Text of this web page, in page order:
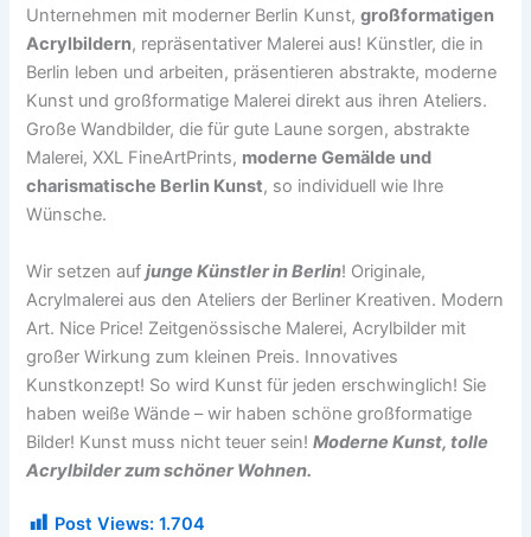
Unternehmen mit moderner Berlin Kunst,großformatigen
Acrylbildern, repräsentativer Malerei aus! Künstler, die in
Berlin leben und arbeiten, präsentieren abstrakte, moderne
Kunst und großformatige Malerei direkt aus ihren Ateliers.
Große Wandbilder, die für gute Laune sorgen, abstrakte
Malerei, XXL FineArtPrints, moderne Gemälde und
charismatische Berlin Kunst, so individuell wie Ihre
Wünsche.
Wir setzen aufjunge Künstler in Berlin! Originale,
Acrylmalerei aus den Ateliers der Berliner Kreativen. Modern
Art. Nice Price! Zeitgenössische Malerei, Acrylbilder mit
großer Wirkung zum kleinen Preis. Innovatives
Kunstkonzept! So wird Kunst für jeden erschwinglich! Sie
haben weiße Wände – wir haben schöne großformatige
Bilder! Kunst muss nicht teuer sein!Moderne Kunst, tolle
Acrylbilder zum schöner Wohnen.
Post Views: 1.704